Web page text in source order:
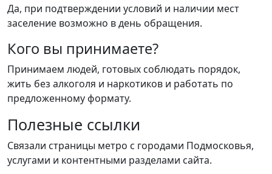
Да, при подтверждении условий и наличии мест
заселение возможно в день обращения.
Кого вы принимаете?
Принимаем людей, готовых соблюдать порядок,
жить без алкоголя и наркотиков и работать по
предложенному формату.
Полезные ссылки
Связали страницы метро с городами Подмосковья,
услугами и контентными разделами сайта.